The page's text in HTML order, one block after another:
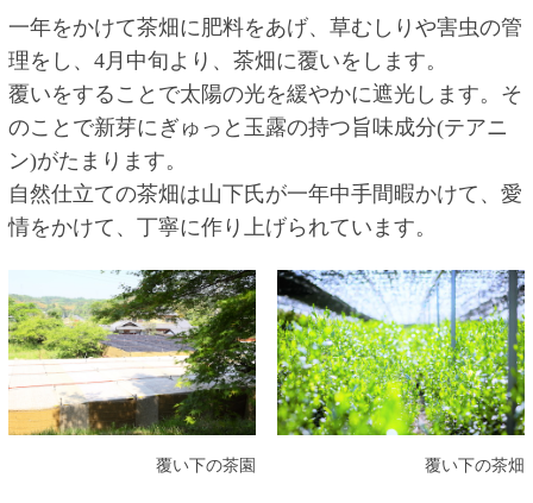
一年をかけて茶畑に肥料をあげ、草むしりや害虫の管
理をし、4月中旬より、茶畑に覆いをします。
覆いをすることで太陽の光を緩やかに遮光します。そ
のことで新芽にぎゅっと玉露の持つ旨味成分(テアニ
ン)がたまります。
自然仕立ての茶畑は山下氏が一年中手間暇かけて、愛
情をかけて、丁寧に作り上げられています。
覆い下の茶園 覆い下の茶畑